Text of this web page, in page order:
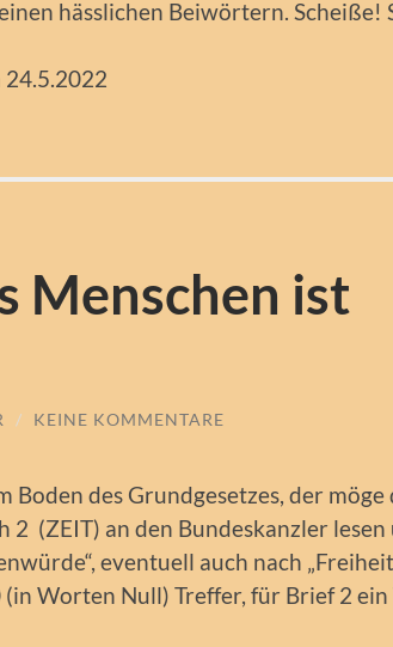
hässlichen Beiwörtern. Scheiße!
Menschen ist
/ KEINE KOMMENTARE
Boden des Grundgesetzes, der möge
2 (ZEIT) an den Bundeskanzler lesen
eventuell auch nach
Worten Null) Treffer, für Brief 2